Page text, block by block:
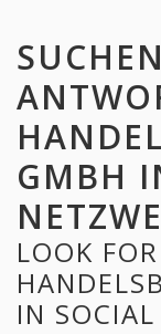
GMBH
LOOK
IN